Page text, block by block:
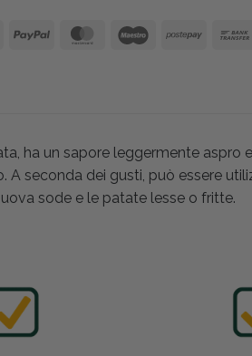
ha un sapore leggermente aspro
A seconda dei gusti, può essere
sode e le patate lesse o fritte.